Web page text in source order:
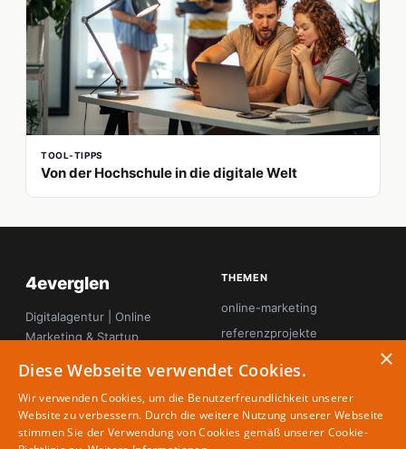
TOOL-TIPPS
Von der Hochschule in die digitale Welt
4everglen
Digitalagentur | Online
Marketing & Startup
THEMEN
online-marketing
referenzprojekte
tool-tipps
webdesign
×
Diese Webseite verwendet Cookies.
Wir verwenden Cookies, um die Benutzerfreundlichkeit unserer
Website zu verbessern. Durch die weitere Nutzung unserer Webseite
stimmen Sie der Verwendung von Cookies gemäß unserer Cookie-